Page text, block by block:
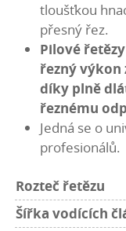
tloušťkou
přesný řez.
Pilové
řezný výkon
díky plně
řeznému
Jedná se o
profesionálů.
Rozteč řetězu
Šířka vodících